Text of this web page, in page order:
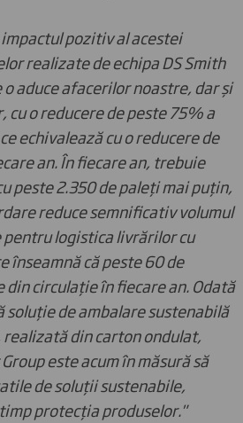
pozitiv al acestei
realizate de echipa DS Smith
o aduce afacerilor noastre, dar și
o reducere de peste 75% a
echivalează cu o reducere de
an. În fiecare an, trebuie
peste 2.350 de paleți mai puțin,
reduce semnificativ volumul
logistica livrărilor cu
înseamnă că peste 60 de
din circulație în fiecare an. Odată
soluție de ambalare sustenabilă
din carton ondulat,
este acum în măsură să
de soluții sustenabile,
protecția produselor."